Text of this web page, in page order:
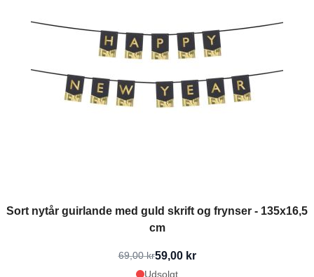
Sort nytår guirlande med guld skrift og frynser - 135x16,5
cm
69,00 kr59,00 kr
Udsolgt